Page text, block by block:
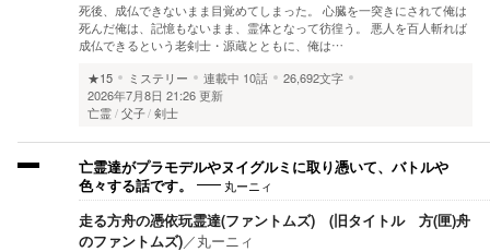
死後、成仏できないまま目覚めてしまった。 心臓を一突きにされて俺は
死んだ俺は、記憶もないまま、霊体となって彷徨う。 悪人を百人斬れば
成仏できるという老剣士・源蔵とともに、俺は…
★15
ミステリー 連載中 10話
26,692文字
2026年7月8日 21:26 更新
亡霊 父子 剣士
亡霊達がプラモデルやヌイグルミに取り憑いて、バトルや
色々する話です。
丸ーニィ
走る方舟の憑依玩霊達(ファントムズ) (旧タイトル 方(匣)舟
のファントムズ)／丸ーニィ